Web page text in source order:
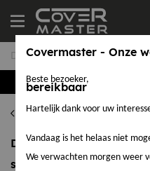
Daktrimschroeven
Daktrimschroef RVS A2
stuks
Covermaster - Onze
bereikbaar
Beste bezoeker,
Hartelijk dank voor uw
Vandaag is het helaas niet
We verwachten morgen weer